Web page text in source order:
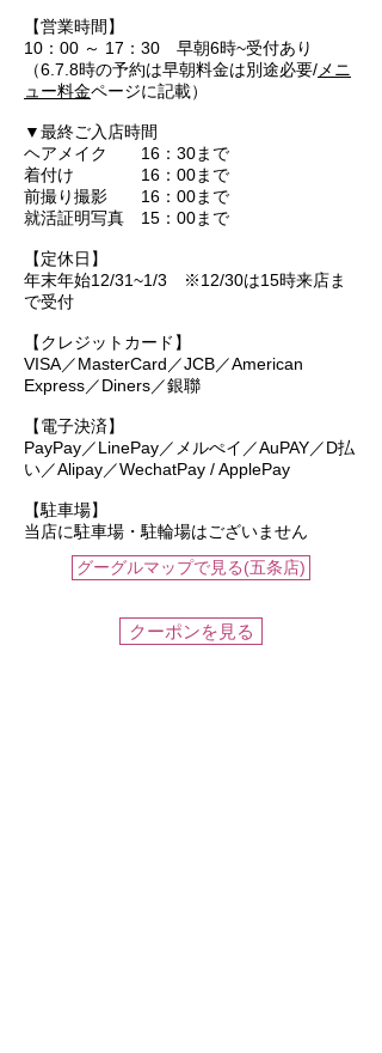
【営業時間】
10：00 ～ 17：30
早朝6時~受付あり
（6.7.8時の予約は早朝料金は別途必要/ メニ
ュー料金ページに記載）
▼最終ご入店時間
ヘアメイク 16：30まで
着付け 16：00まで
前撮り撮影 16：00まで
就活証明写真 15：00まで
【定休日】
年末年始12/31~1/3 ※12/30は15時来店ま
で受付
【クレジットカード】
VISA／MasterCard／JCB／American
Express／Diners／銀聯
【電子決済】
PayPay／LinePay／メルぺイ／AuPAY／D払
い／Alipay／WechatPay / ApplePay
【駐車場】
当店に駐車場・駐輪場はございません
グーグルマップで見る(五条店)
クーポンを見る